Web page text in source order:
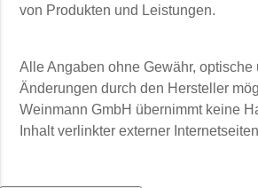
von Produkten und Leistungen.
Alle Angaben ohne Gewähr, optische
Änderungen durch den Hersteller
Weinmann GmbH übernimmt keine
Inhalt verlinkter externer